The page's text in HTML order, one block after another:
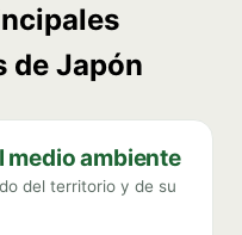
de Japón
medio ambiente
del territorio y de su